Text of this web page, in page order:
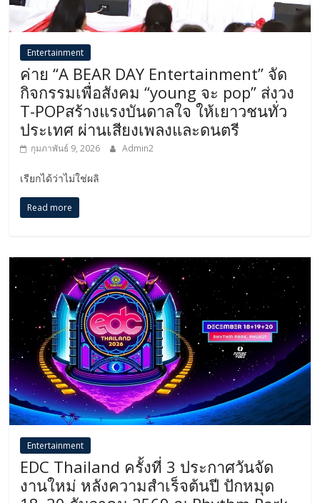
Entertainment
ค่าย “A BEAR DAY Entertainment” จัด
กิจกรรมเพื่อสังคม “young จะ pop” ส่งวง
T-POPสร้างแรงบันดาลใจ ให้เยาวชนทั่ว
ประเทศ ผ่านเสียงเพลงและดนตรี
กุมภาพันธ์ 9, 2026 Admin2
เรียกได้ว่าไม่ใช่ผลิ
Read more
Entertainment
EDC Thailand ครั้งที่ 3 ประกาศวันจัด
งานใหม่ หลังความสำเร็จต้นปี ปักหมุด